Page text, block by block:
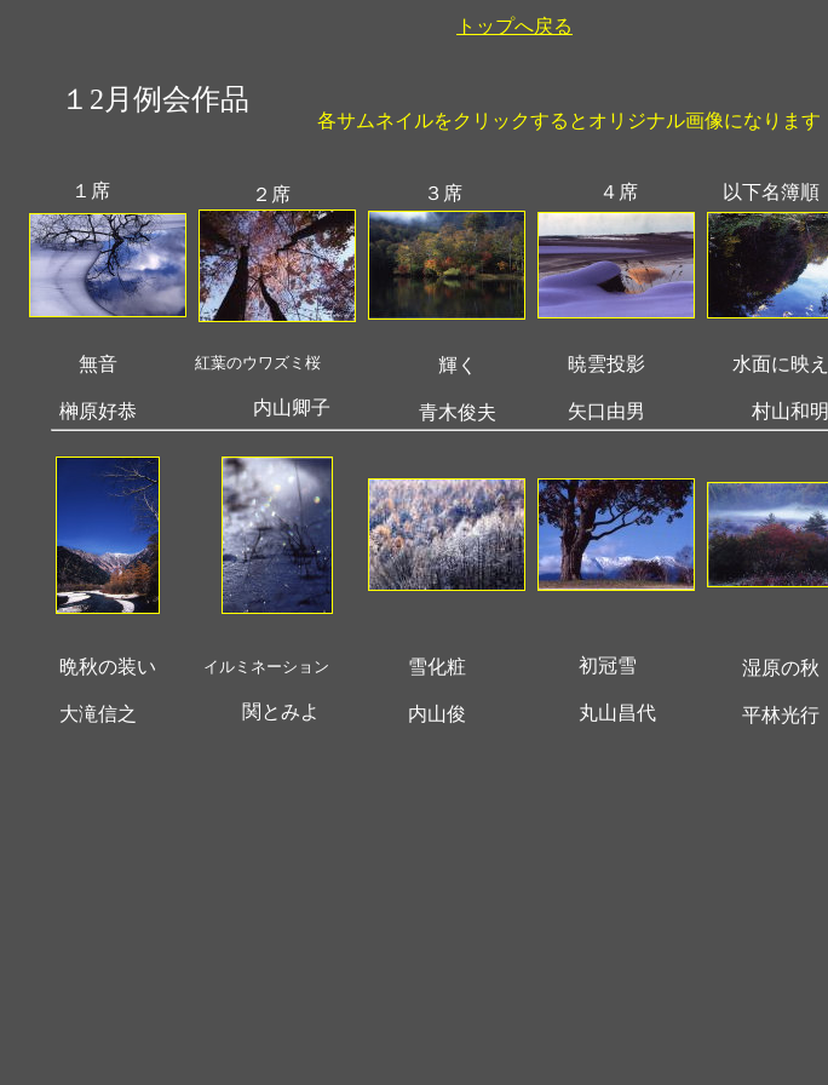
１2月例会作品
各サムネイルをクリックするとオリジナル画像になります
以下名簿順
４席
３席
２席
１席
無音
榊原好恭
紅葉のウワズミ桜
内山卿子
輝く
青木俊夫
暁雲投影
矢口由男
水面に映え
村山和明
晩秋の装い
大滝信之
イルミネーション
関とみよ
雪化粧
内山俊
初冠雪
丸山昌代
湿原の秋
平林光行
トップへ戻る